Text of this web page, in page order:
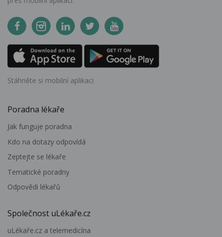
Stáhněte si mobilní aplikaci
Poradna lékaře
Jak funguje poradna
Kdo na dotazy odpovídá
Zeptejte se lékaře
Tematické poradny
Odpovědi lékařů
Společnost uLékaře.cz
uLékaře.cz a telemedicína